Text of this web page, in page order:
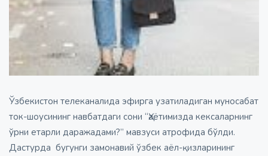
Ўзбекистон телеканалида эфирга узатиладиган муносабат
ток-шоусининг навбатдаги сони “Ҳаётимизда кексаларнинг
ўрни етарли даражадами?” мавзуси атрофида бўлди.
Дастурда бугунги замонавий ўзбек аёл-қизларининг